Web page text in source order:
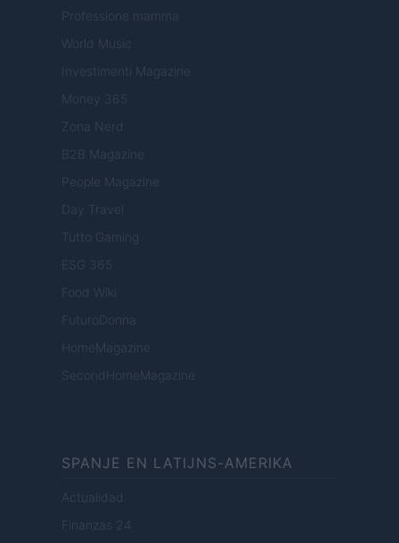
Professione mamma
World Music
Investimenti Magazine
Money 365
Zona Nerd
B2B Magazine
People Magazine
Day Travel
Tutto Gaming
ESG 365
Food Wiki
FuturoDonna
HomeMagazine
SecondHomeMagazine
SPANJE EN LATIJNS-AMERIKA
Actualidad
Finanzas 24